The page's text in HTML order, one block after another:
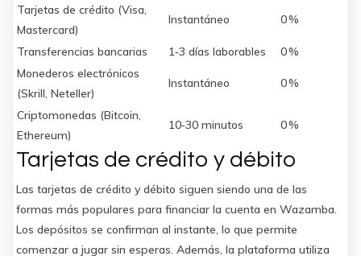
Tarjetas de crédito (Visa,
Mastercard)
Instantáneo 0 %
Transferencias bancarias 1‑3 días laborables
0 %
Monederos electrónicos
(Skrill, Neteller)
Instantáneo 0 %
Criptomonedas (Bitcoin,
Ethereum)
10‑30 minutos 0 %
Tarjetas de crédito y débito
Las tarjetas de crédito y débito siguen siendo una de las
formas más populares para financiar la cuenta en Wazamba.
Los depósitos se confirman al instante, lo que permite
comenzar a jugar sin esperas. Además, la plataforma utiliza